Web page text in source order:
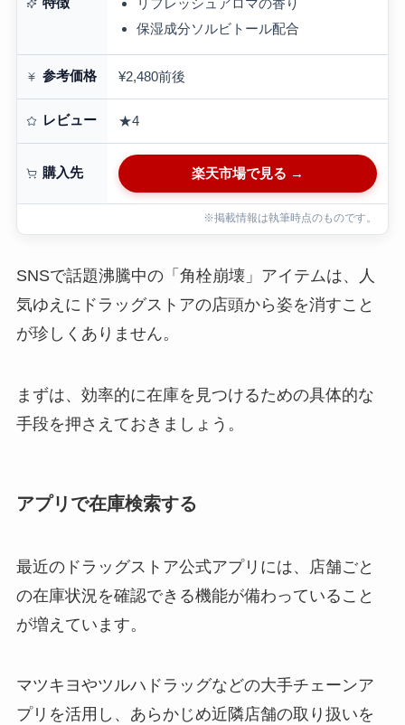
特徴
リフレッシュアロマの香り
保湿成分ソルビトール配合
参考価格 ¥2,480前後
レビュー ★4
購入先 楽天市場で見る →
※掲載情報は執筆時点のものです。
SNSで話題沸騰中の「角栓崩壊」アイテムは、人
気ゆえにドラッグストアの店頭から姿を消すこと
が珍しくありません。
まずは、効率的に在庫を見つけるための具体的な
手段を押さえておきましょう。
アプリで在庫検索する
最近のドラッグストア公式アプリには、店舗ごと
の在庫状況を確認できる機能が備わっていること
が増えています。
マツキヨやツルハドラッグなどの大手チェーンア
プリを活用し、あらかじめ近隣店舗の取り扱いを